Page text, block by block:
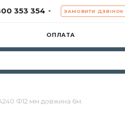
353 354 ЗАМОВИТИ ДЗВІНОК
ОПЛАТА
Ф12 мм довжина 6м.